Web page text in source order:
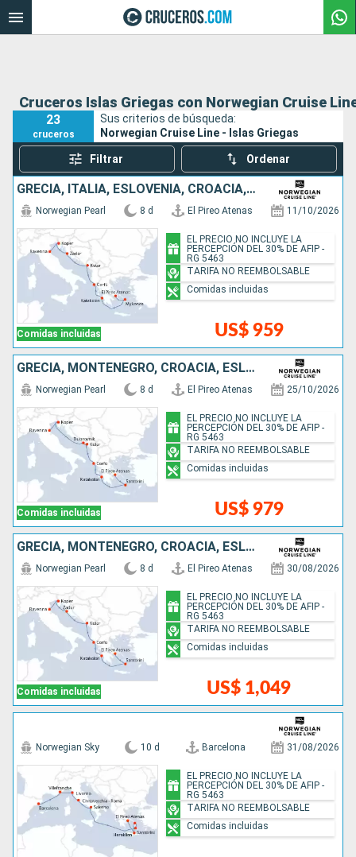
Cruceros Islas Griegas con Norwegian Cruise
23
cruceros
Sus criterios de búsqueda:
Norwegian Cruise Line - Islas Griegas
Filtrar Ordenar
GRECIA, ITALIA, ESLOVENIA, CROACIA, MONTENEGRO
Comidas incluidas
Norwegian Pearl 8 d El Pireo Atenas 11/10/2026
US$ 959
EL PRECIO NO INCLUYE LA
PERCEPCIÓN DEL 30% DE AFIP -
RG 5463
TARIFA NO REEMBOLSABLE
Comidas incluidas
GRECIA, MONTENEGRO, CROACIA, ESLOVENIA, ITALIA
Comidas incluidas
Norwegian Pearl 8 d El Pireo Atenas 25/10/2026
US$ 979
EL PRECIO NO INCLUYE LA
PERCEPCIÓN DEL 30% DE AFIP -
RG 5463
TARIFA NO REEMBOLSABLE
Comidas incluidas
GRECIA, MONTENEGRO, CROACIA, ESLOVENIA, ITALIA
Comidas incluidas
Norwegian Pearl 8 d El Pireo Atenas 30/08/2026
US$ 1,049
EL PRECIO NO INCLUYE LA
PERCEPCIÓN DEL 30% DE AFIP -
RG 5463
TARIFA NO REEMBOLSABLE
Comidas incluidas
Norwegian Sky 10 d Barcelona 31/08/2026
EL PRECIO NO INCLUYE LA
PERCEPCIÓN DEL 30% DE AFIP -
RG 5463
TARIFA NO REEMBOLSABLE
Comidas incluidas